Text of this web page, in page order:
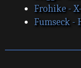
Frohike -
Fumseck -